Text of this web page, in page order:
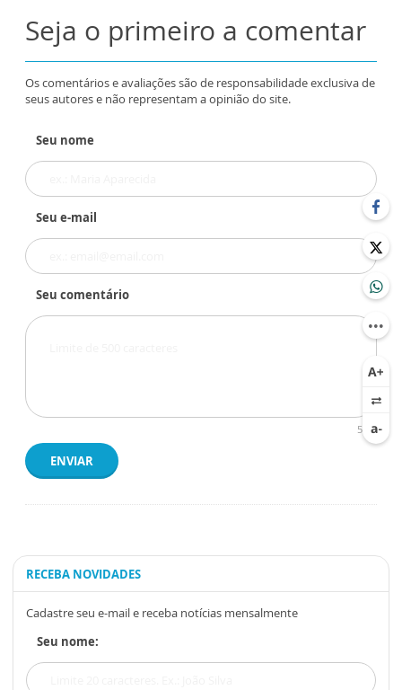
Seja o primeiro a comentar
Os comentários e avaliações são de responsabilidade exclusiva de
seus autores e não representam a opinião do site.
Seu nome
Seu e-mail
Seu comentário
500
ENVIAR
RECEBA NOVIDADES
Cadastre seu e-mail e receba notícias mensalmente
Seu nome: